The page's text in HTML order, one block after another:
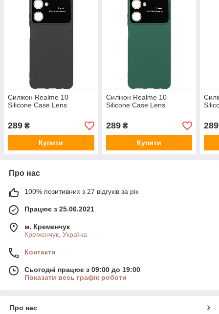
Силікон Realme 10
Silicone Case Lens
289 ₴
Купити
Силікон Realme 10
Silicone Case Lens
289₴
Купити
289
Про нас
100% позитивних з 27 відгуків за рік
Працює з 25.06.2021
м. Кременчук
Кременчук, Україна
Контакти
Сьогодні працює з 09:00 до 19:00
Показати весь графік роботи
Про нас